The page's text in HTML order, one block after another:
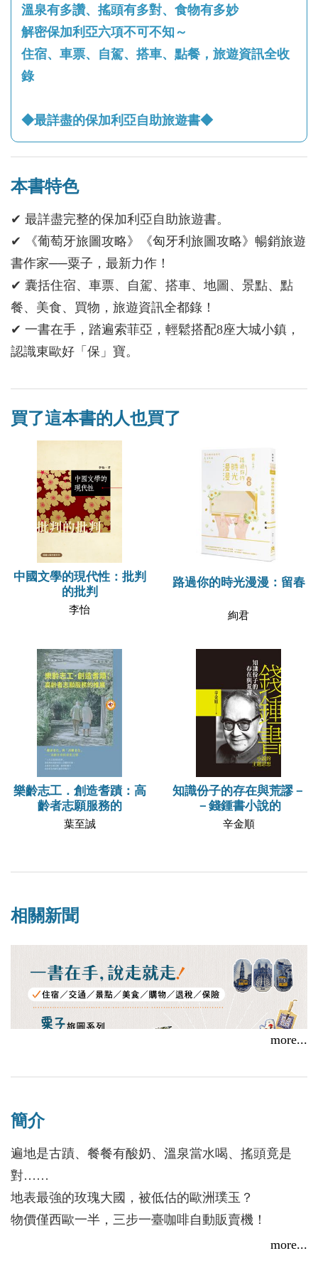
溫泉有多讚、搖頭有多對、食物有多妙
解密保加利亞六項不可不知～
住宿、車票、自駕、搭車、點餐，旅遊資訊全收
錄
◆最詳盡的保加利亞自助旅遊書◆
本書特色
✔ 最詳盡完整的保加利亞自助旅遊書。
✔ 《葡萄牙旅圖攻略》《匈牙利旅圖攻略》暢銷旅遊
書作家──粟子，最新力作！
✔ 囊括住宿、車票、自駕、搭車、地圖、景點、點
餐、美食、買物，旅遊資訊全都錄！
✔ 一書在手，踏遍索菲亞，輕鬆搭配8座大城小鎮，
認識東歐好「保」寶。
買了這本書的人也買了
中國文學的現代性：批判
的批判
李怡
路過你的時光漫漫：留春
絢君
樂齡志工．創造耆蹟：高
齡者志願服務的
葉至誠
知識份子的存在與荒謬－
－錢鍾書小說的
辛金順
相關新聞
【線上談書】厝邊頭尾來讀書《葡萄牙旅圖攻略》ft.作
者粟子
2025/09/30
more...
簡介
遍地是古蹟、餐餐有酸奶、溫泉當水喝、搖頭竟是
對……
地表最強的玫瑰大國，被低估的歐洲璞玉？
物價僅西歐一半，三步一臺咖啡自動販賣機！
more...